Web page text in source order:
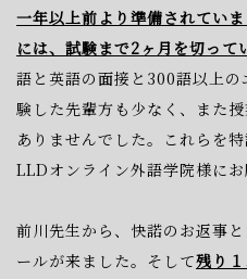
一年以上前より準備されてい
には、 試験まで2ヶ月を切って
語と英語の面接と300語以上の
験した先輩方も少なく、また
ありませんでした。
これらを
LLDオンライン外語学院様にお
前川先生から、快諾のお返事
ールが来ました。 そして残り